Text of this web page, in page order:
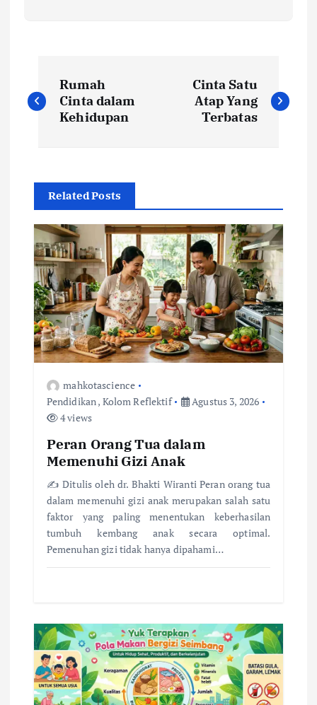
a
g
a
s
p
Rumah
Cinta dalam
Kehidupan
Cinta Satu
Atap Yang
Terbatas
Related Posts
mahkotascience
Pendidikan, Kolom Reflektif
Agustus 3, 2026
4 views
Peran Orang Tua dalam
Memenuhi Gizi Anak
✍️ Ditulis oleh dr. Bhakti Wiranti Peran orang tua
dalam memenuhi gizi anak merupakan salah satu
faktor yang paling menentukan keberhasilan
tumbuh kembang anak secara optimal.
Pemenuhan gizi tidak hanya dipahami…